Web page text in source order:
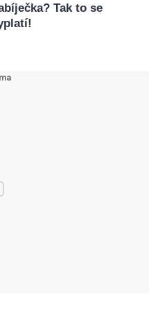
Tak to se